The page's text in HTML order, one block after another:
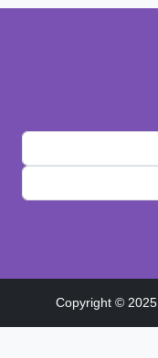
Copyright ©